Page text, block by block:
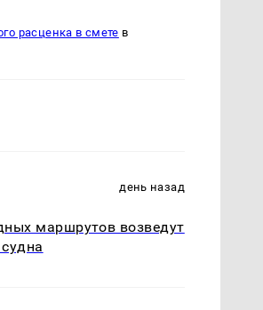
расценка в смете в
день назад
маршрутов возведут